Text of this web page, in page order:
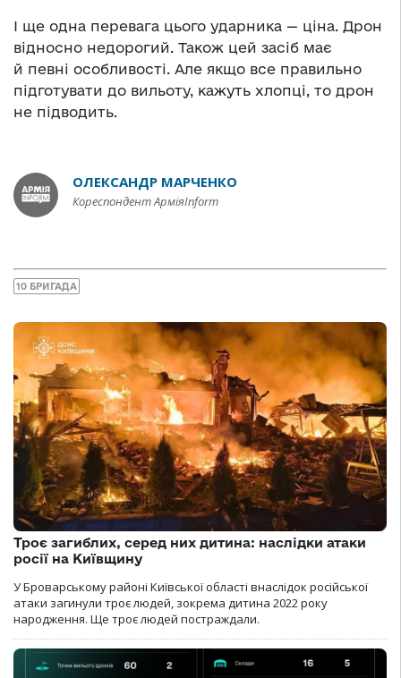
І ще одна перевага цього ударника — ціна. Дрон
відносно недорогий. Також цей засіб має
й певні особливості. Але якщо все правильно
підготувати до вильоту, кажуть хлопці, то дрон
не підводить.
ОЛЕКСАНДР МАРЧЕНКО
Кореспондент АрміяInform
10 БРИГАДА
Троє загиблих, серед них дитина: наслідки атаки
росії на Київщину
У Броварському районі Київської області внаслідок російської
атаки загинули троє людей, зокрема дитина 2022 року
народження. Ще троє людей постраждали.